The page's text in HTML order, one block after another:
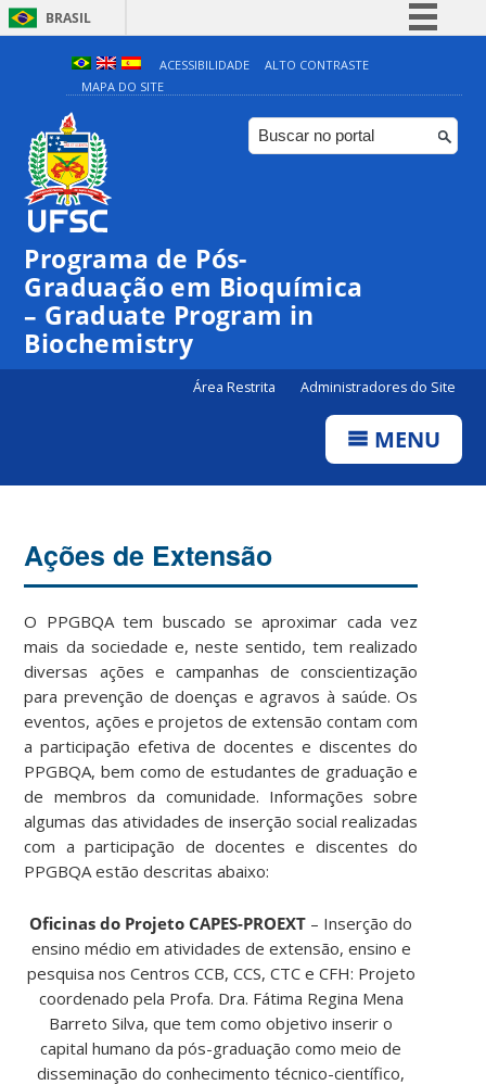
BRASIL
Simplifique!
Comunica BR
Participe
ACESSIBILIDADE
ALTO CONTRASTE
MAPA DO SITE
Programa de Pós-
Graduação em Bioquímica
– Graduate Program in
Biochemistry
Área Restrita Administradores do Site
MENU
Ações de Extensão
O PPGBQA tem buscado se aproximar cada vez
mais da sociedade e, neste sentido, tem realizado
diversas ações e campanhas de conscientização
para prevenção de doenças e agravos à saúde. Os
eventos, ações e projetos de extensão contam com
a participação efetiva de docentes e discentes do
PPGBQA, bem como de estudantes de graduação e
de membros da comunidade. Informações sobre
algumas das atividades de inserção social realizadas
com a participação de docentes e discentes do
PPGBQA estão descritas abaixo:
Oficinas do Projeto CAPES-PROEXT – Inserção do
ensino médio em atividades de extensão, ensino e
pesquisa nos Centros CCB, CCS, CTC e CFH: Projeto
coordenado pela Profa. Dra. Fátima Regina Mena
Barreto Silva, que tem como objetivo inserir o
capital humano da pós-graduação como meio de
disseminação do conhecimento técnico-científico,